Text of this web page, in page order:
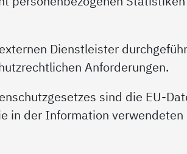
Dienstleister
Anforderungen.
sind die EU-
in der Information